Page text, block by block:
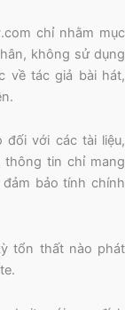
chỉ nhằm mục
không sử dụng
về tác giả bài hát,
với các tài liệu,
tin chỉ mang
bảo tính chính
tổn thất nào phát